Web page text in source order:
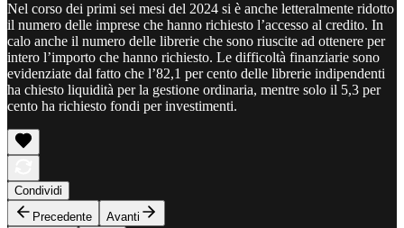
Nel corso dei primi sei mesi del 2024 si è anche letteralmente ridotto
il numero delle imprese che hanno richiesto l’accesso al credito. In
calo anche il numero delle librerie che sono riuscite ad ottenere per
intero l’importo che hanno richiesto. Le difficoltà finanziarie sono
evidenziate dal fatto che l’82,1 per cento delle librerie indipendenti
ha chiesto liquidità per la gestione ordinaria, mentre solo il 5,3 per
cento ha richiesto fondi per investimenti.
Condividi
Precedente
Avanti